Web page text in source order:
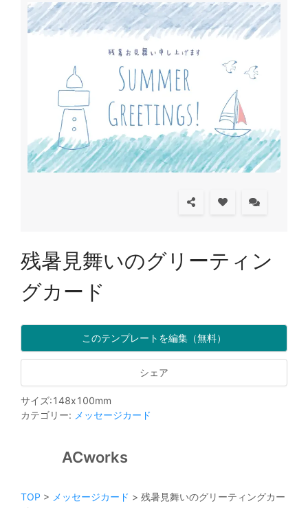
残暑見舞いのグリーティン
グカード
このテンプレートを編集（無料）
シェア
サイズ:148x100mm
カテゴリー: メッセージカード
ACworks
TOP > メッセージカード > 残暑見舞いのグリーティングカー